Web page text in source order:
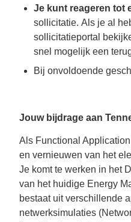
Je kunt reageren tot
sollicitatie. Als je al
sollicitatieportal
snel mogelijk een
Bij onvoldoende
Jouw bijdrage aan
Als Functional
en vernieuwen van het
Je komt te werken in het
van het huidige Energy
bestaat uit verschillende
netwerksimulaties